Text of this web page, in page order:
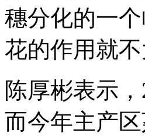
穗分化的一
花的作用就不
陈厚彬表示
而今年主产